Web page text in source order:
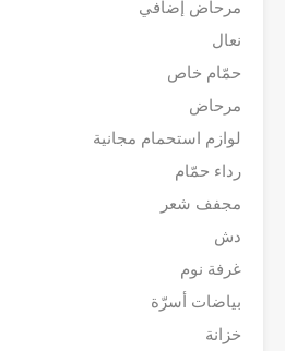
مرحاض إضافي
نعال
حمّام خاص
مرحاض
لوازم استحمام مجانية
رداء حمّام
مجفف شعر
دش
غرفة نوم
بياضات أسرّة
خزانة